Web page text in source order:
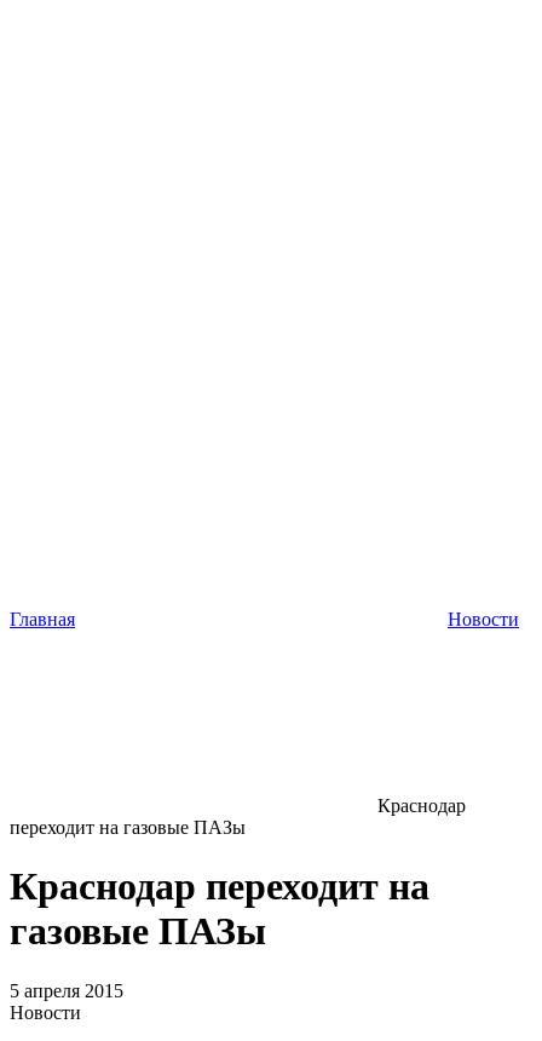
Главная Новости
Краснодар
переходит на газовые ПАЗы
Краснодар переходит на
газовые ПАЗы
5 апреля 2015
Новости